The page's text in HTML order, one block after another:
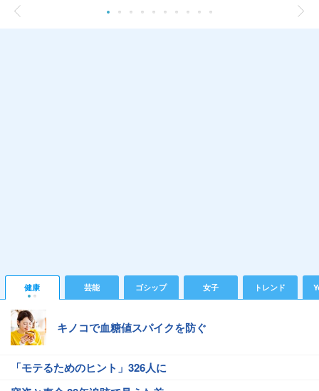
健康 芸能 ゴシップ 女子 トレンド
キノコで血糖値スパイクを防ぐ
「モテるためのヒント」326人に